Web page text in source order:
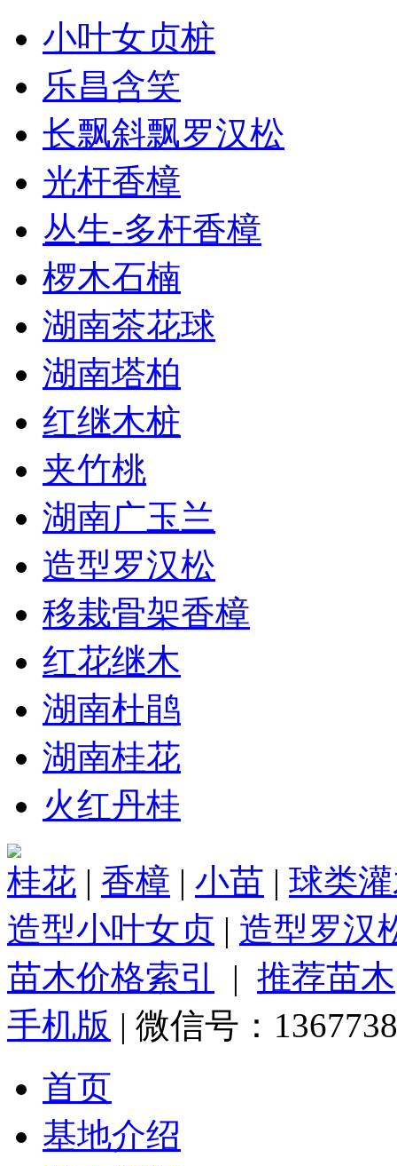
小叶女贞桩
乐昌含笑
长飘斜飘罗汉松
光杆香樟
丛生-多杆香樟
椤木石楠
湖南茶花球
湖南塔柏
红继木桩
夹竹桃
湖南广玉兰
造型罗汉松
移栽骨架香樟
红花继木
湖南杜鹃
湖南桂花
火红丹桂
桂花 | 香樟 | 小苗 | 球类
造型小叶女贞 | 造型罗汉
苗木价格索引
| 推荐苗木
手机版 | 微信号：
首页
基地介绍